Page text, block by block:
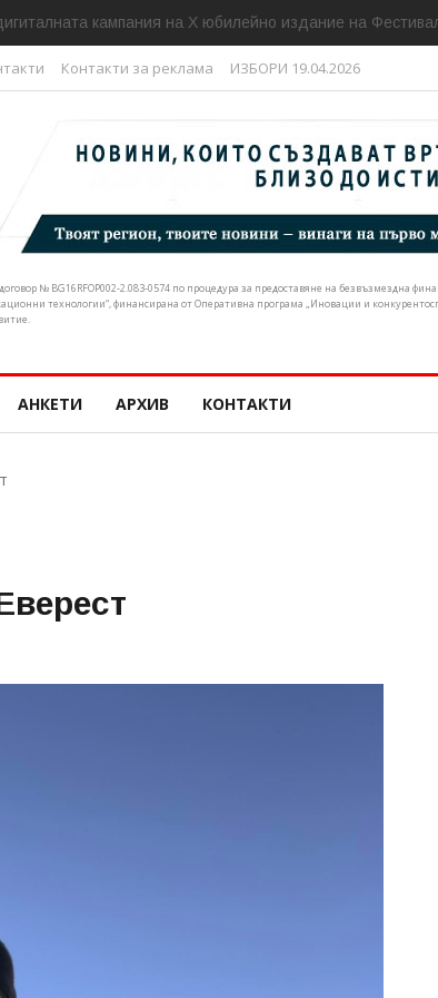
кампания на Х юбилейно издание на
Контакти за реклама ИЗБОРИ 19.04.2026
№ BG16RFOP002-2.083-0574 по процедура за предоставяне на безвъзмездна
технологии“, финансирана от Оперативна програма „Иновации и
АНКЕТИ АРХИВ КОНТАКТИ